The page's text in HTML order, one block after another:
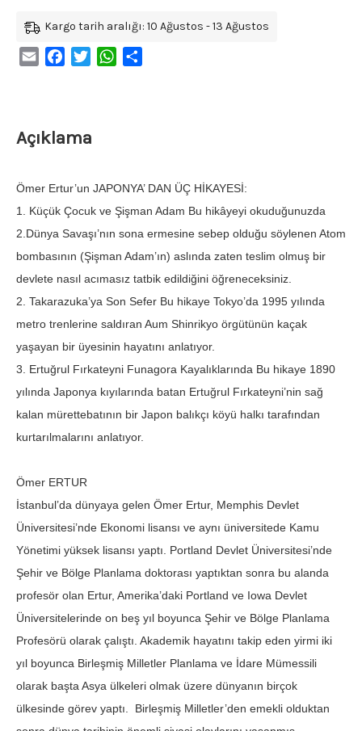
Kargo tarih aralığı: 10 Ağustos - 13 Ağustos
Email FacebookTwitterWhatsApp
Açıklama
Ömer Ertur’un JAPONYA’ DAN ÜÇ HİKAYESİ:
1. Küçük Çocuk ve Şişman Adam Bu hikâyeyi okuduğunuzda
2.Dünya Savaşı’nın sona ermesine sebep olduğu söylenen Atom
bombasının (Şişman Adam’ın) aslında zaten teslim olmuş bir
devlete nasıl acımasız tatbik edildiğini öğreneceksiniz.
2. Takarazuka’ya Son Sefer Bu hikaye Tokyo’da 1995 yılında
metro trenlerine saldıran Aum Shinrikyo örgütünün kaçak
yaşayan bir üyesinin hayatını anlatıyor.
3. Ertuğrul Fırkateyni Funagora Kayalıklarında Bu hikaye 1890
yılında Japonya kıyılarında batan Ertuğrul Fırkateyni’nin sağ
kalan mürettebatının bir Japon balıkçı köyü halkı tarafından
kurtarılmalarını anlatıyor.
Ömer ERTUR
İstanbul’da dünyaya gelen Ömer Ertur, Memphis Devlet
Üniversitesi’nde Ekonomi lisansı ve aynı üniversitede Kamu
Yönetimi yüksek lisansı yaptı. Portland Devlet Üniversitesi’nde
Şehir ve Bölge Planlama doktorası yaptıktan sonra bu alanda
profesör olan Ertur, Amerika’daki Portland ve Iowa Devlet
Üniversitelerinde on beş yıl boyunca Şehir ve Bölge Planlama
Profesörü olarak çalıştı. Akademik hayatını takip eden yirmi iki
yıl boyunca Birleşmiş Milletler Planlama ve İdare Mümessili
olarak başta Asya ülkeleri olmak üzere dünyanın birçok
ülkesinde görev yaptı. Birleşmiş Milletler’den emekli olduktan